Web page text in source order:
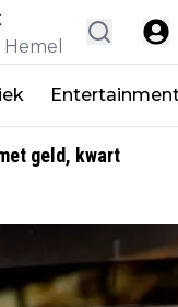
geld, kwart